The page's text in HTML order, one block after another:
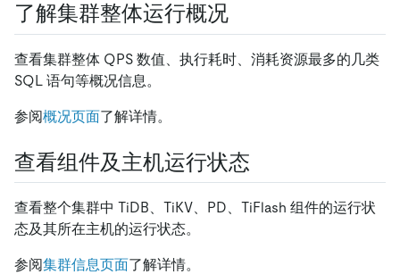
了解集群整体运行概况
查看集群整体 QPS 数值、执行耗时、消耗资源最多的几类
SQL 语句等概况信息。
参阅概况页面了解详情。
查看组件及主机运行状态
查看整个集群中 TiDB、TiKV、PD、TiFlash 组件的运行状
态及其所在主机的运行状态。
参阅集群信息页面了解详情。